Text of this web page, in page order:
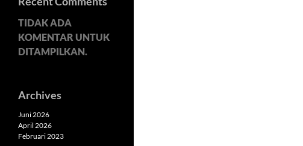
TIDAK ADA
KOMENTAR UNTUK
DITAMPILKAN.
Archives
Juni 2026
April 2026
Februari 2023